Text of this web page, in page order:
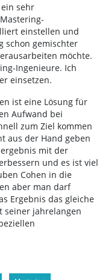
sehr
einstellen und
schon gemischter
möchte.
Ingenieure. Ich
einsetzen.
ist eine Lösung für
Aufwand bei
zum Ziel kommen
aus der Hand geben
mit der
und es ist viel
Cohen in die
aber man darf
Ergebnis das gleiche
seiner jahrelangen